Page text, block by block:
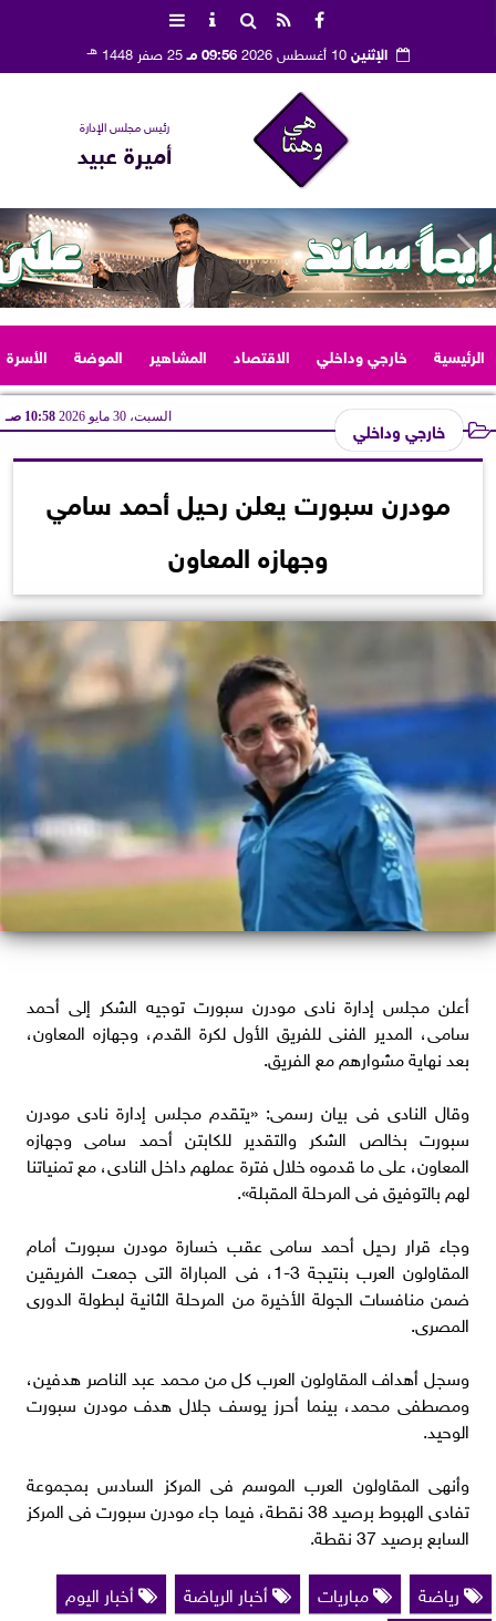
الإثنين10 أغسطس 2026 09:56 مـ 25 صفر 1448 هـ
رئيس مجلس الإدارة
أميرة عبيد
الرئيسية خارجي وداخلي الاقتصاد المشاهير الموضة الأسرة
خارجي وداخلي السبت، 30 مايو 2026 10:58 صـ
مودرن سبورت يعلن رحيل أحمد سامي
وجهازه المعاون
أعلن مجلس إدارة نادى مودرن سبورت توجيه الشكر إلى أحمد
سامى، المدير الفنى للفريق الأول لكرة القدم، وجهازه المعاون،
بعد نهاية مشوارهم مع الفريق.
وقال النادى فى بيان رسمى: «يتقدم مجلس إدارة نادى مودرن
سبورت بخالص الشكر والتقدير للكابتن أحمد سامى وجهازه
المعاون، على ما قدموه خلال فترة عملهم داخل النادى، مع تمنياتنا
لهم بالتوفيق فى المرحلة المقبلة».
وجاء قرار رحيل أحمد سامى عقب خسارة مودرن سبورت أمام
المقاولون العرب بنتيجة 3-1، فى المباراة التى جمعت الفريقين
ضمن منافسات الجولة الأخيرة من المرحلة الثانية لبطولة الدورى
المصرى.
وسجل أهداف المقاولون العرب كل من محمد عبد الناصر هدفين،
ومصطفى محمد، بينما أحرز يوسف جلال هدف مودرن سبورت
الوحيد.
وأنهى المقاولون العرب الموسم فى المركز السادس بمجموعة
تفادى الهبوط برصيد 38 نقطة، فيما جاء مودرن سبورت فى المركز
السابع برصيد 37 نقطة.
رياضة
مباريات أخبار الرياضة
أخبار اليوم